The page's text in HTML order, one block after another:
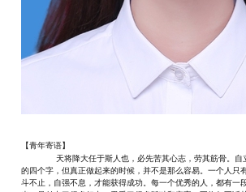
【青年寄语】
天将降大任于斯人也，必先苦其心志，劳其筋骨。
的四个字，但真正做起来的时候，并不是那么容易。一个人只
斗不止，自强不息，才能获得成功。每一个优秀的人，都有一